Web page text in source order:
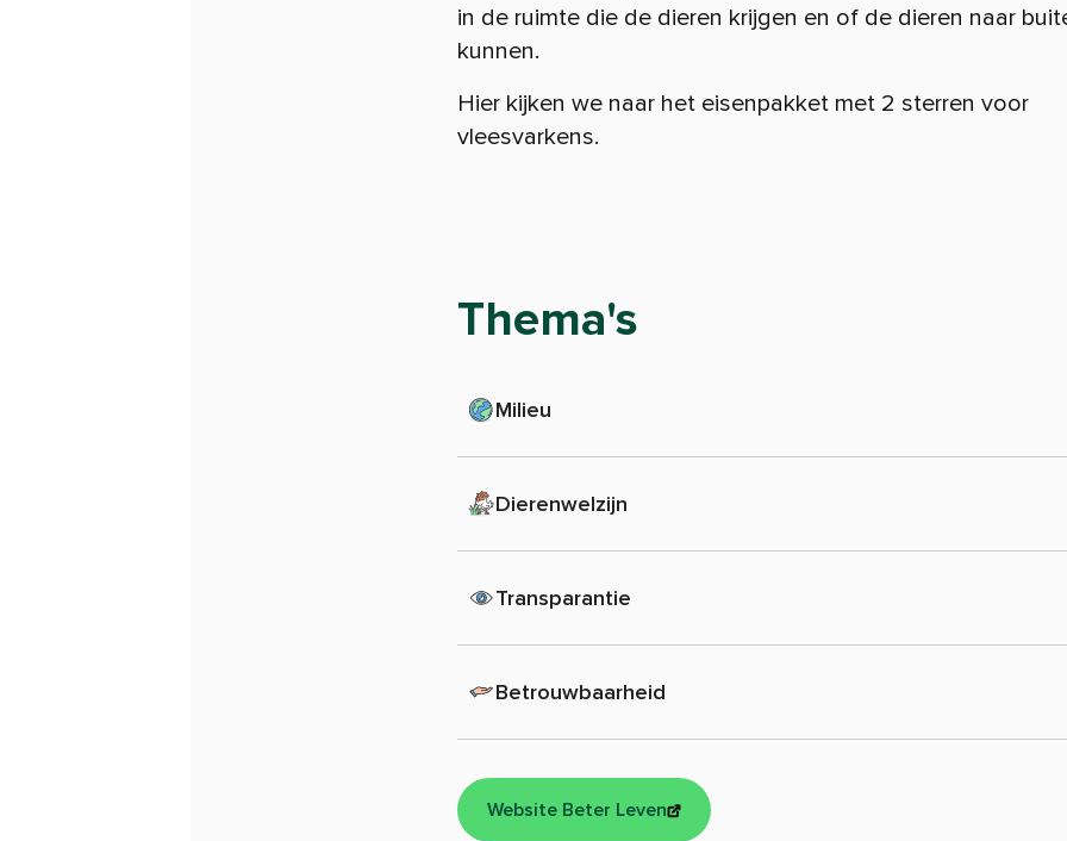
in de ruimte die de dieren krijgen en of de dieren naar
kunnen.
Hier kijken we naar het eisenpakket met 2 sterren voor
vleesvarkens.
Thema's
Milieu
Dierenwelzijn
Transparantie
Betrouwbaarheid
Website Beter Leven